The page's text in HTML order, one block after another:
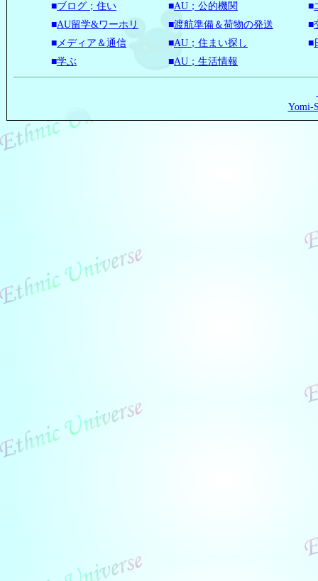
■ブログ；住い ■AU；公的機関 ■
■AU留学&ワーホリ ■渡航準備＆荷物の発送 ■
■メディア＆通信 ■AU；住まい探し ■
■学ぶ ■AU；生活情報
Yomi-